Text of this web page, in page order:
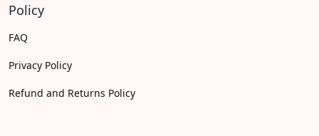
Policy
FAQ
Privacy Policy
Refund and Returns Policy